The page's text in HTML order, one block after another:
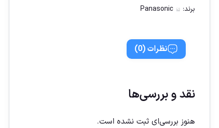
برند: Panasonic
نظرات (0)
نقد و بررسی‌ها
هنوز بررسی‌ای ثبت نشده است.